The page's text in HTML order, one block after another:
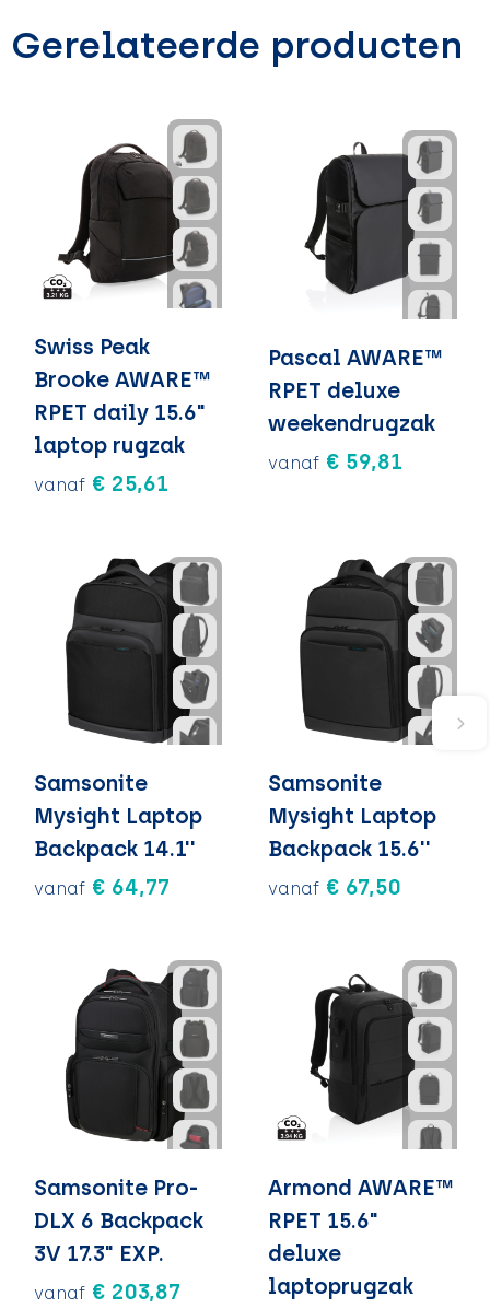
Gerelateerde producten
Swiss Peak
Brooke AWARE™
RPET daily 15.6"
laptop rugzak
vanaf € 25,61
Pascal AWARE™
RPET deluxe
weekendrugzak
vanaf € 59,81
Samsonite
Mysight Laptop
Backpack 14.1''
vanaf € 64,77
Samsonite
Mysight Laptop
Backpack 15.6''
vanaf € 67,50
Samsonite Pro-
DLX 6 Backpack
3V 17.3" EXP.
vanaf € 203,87
Armond AWARE™
RPET 15.6"
deluxe
laptoprugzak